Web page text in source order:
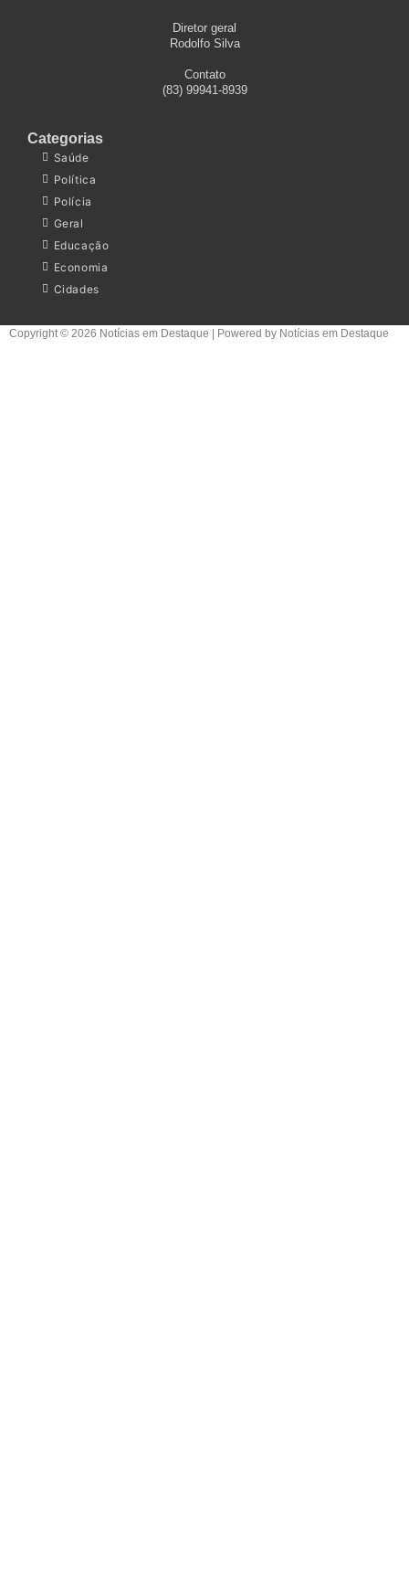
Diretor geral
Rodolfo Silva
Contato
(83) 99941-8939
Categorias
Saúde
Política
Polícia
Geral
Educação
Economia
Cidades
Copyright © 2026 Notícias em Destaque | Powered by Notícias em Destaque